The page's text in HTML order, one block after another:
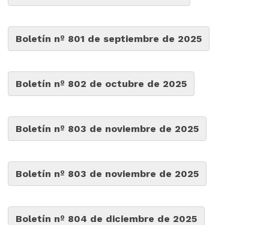
Boletín nº 801 de septiembre de 2025
Boletín nº 802 de octubre de 2025
Boletín nº 803 de noviembre de 2025
Boletín nº 803 de noviembre de 2025
Boletín nº 804 de diciembre de 2025